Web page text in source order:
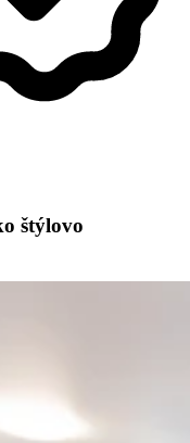
štýlovo